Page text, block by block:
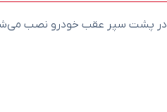
در پشت سپر عقب خودرو نصب